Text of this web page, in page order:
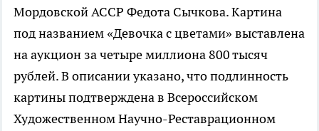
Мордовской АССР Федота Сычкова. Картина
под названием «Девочка с цветами» выставлена
на аукцион за четыре миллиона 800 тысяч
рублей. В описании указано, что подлинность
картины подтверждена в Всероссийском
Художественном Научно-Реставрационном